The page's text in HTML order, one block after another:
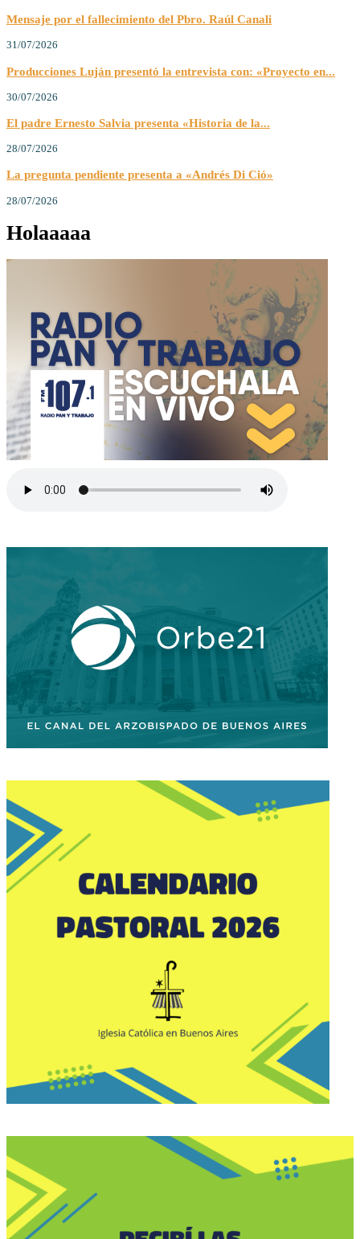
Mensaje por el fallecimiento del Pbro. Raúl Canali
31/07/2026
Producciones Luján presentó la entrevista con: «Proyecto en...
30/07/2026
El padre Ernesto Salvia presenta «Historia de la...
28/07/2026
La pregunta pendiente presenta a «Andrés Di Ció»
28/07/2026
Holaaaaa